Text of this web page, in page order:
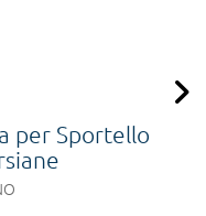
per Sportello